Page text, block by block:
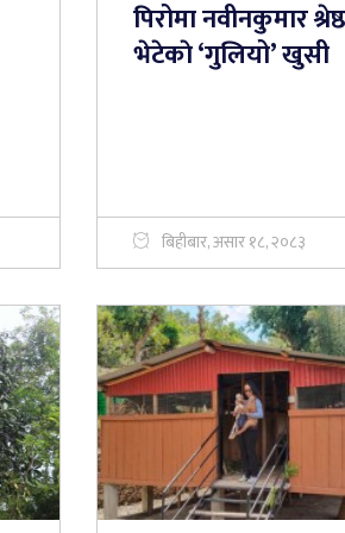
पिरोमा नवीनकुमार
भेटेकाे ‘गुलियो’ खुसी
बिहीबार, असार १८, २०८३